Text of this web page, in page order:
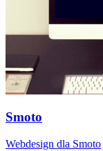
Smoto
Webdesign dla Smoto